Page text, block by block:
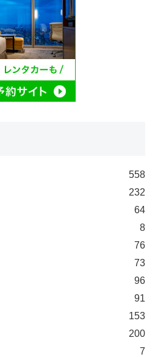
558
232
64
8
76
73
96
91
153
200
7